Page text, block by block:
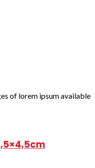
of lorem ipsum available